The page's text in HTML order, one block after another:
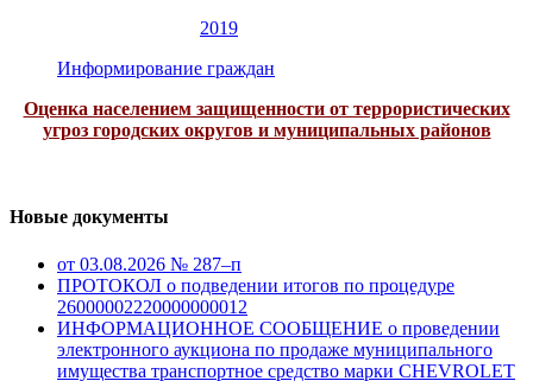
2019
Информирование граждан
Оценка населением защищенности от террористических
угроз городских округов и муниципальных районов
Новые документы
от 03.08.2026 № 287–п
ПРОТОКОЛ о подведении итогов по процедуре
26000002220000000012
ИНФОРМАЦИОННОЕ СООБЩЕНИЕ о проведении
электронного аукциона по продаже муниципального
имущества транспортное средство марки CHEVROLET